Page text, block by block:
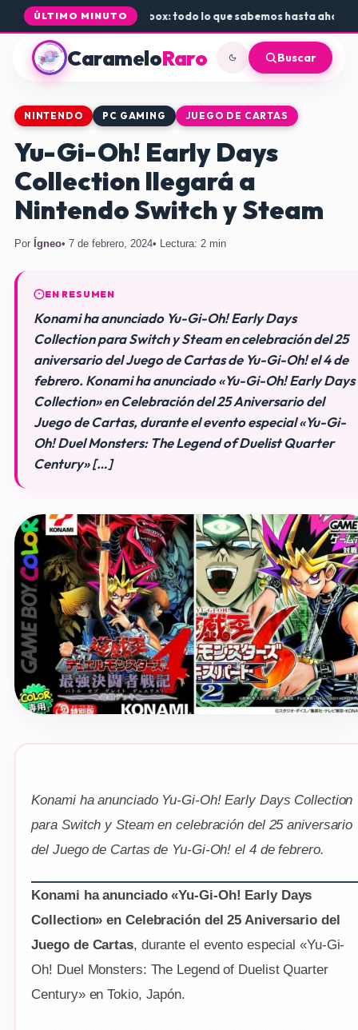
ÚLTIMO MINUTO
Rogue Core a PS5 y Xbox: todo lo que sabemos hasta ahora•
CarameloRaro Buscar
NINTENDO PC GAMING JUEGO DE CARTAS
Yu-Gi-Oh! Early Days
Collection llegará a
Nintendo Switch y Steam
Por Ígneo• 7 de febrero, 2024• Lectura: 2 min
EN RESUMEN
Konami ha anunciado Yu-Gi-Oh! Early Days
Collection para Switch y Steam en celebración del 25
aniversario del Juego de Cartas de Yu-Gi-Oh! el 4 de
febrero. Konami ha anunciado «Yu-Gi-Oh! Early Days
Collection» en Celebración del 25 Aniversario del
Juego de Cartas, durante el evento especial «Yu-Gi-
Oh! Duel Monsters: The Legend of Duelist Quarter
Century» […]
Konami ha anunciado Yu-Gi-Oh! Early Days Collection
para Switch y Steam en celebración del 25 aniversario
del Juego de Cartas de Yu-Gi-Oh! el 4 de febrero.
Konami ha anunciado «Yu-Gi-Oh! Early Days
Collection» en Celebración del 25 Aniversario del
Juego de Cartas, durante el evento especial «Yu-Gi-
Oh! Duel Monsters: The Legend of Duelist Quarter
Century» en Tokio, Japón.